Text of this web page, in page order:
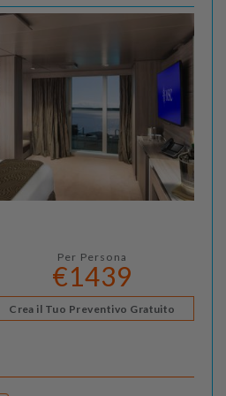
Per Persona
€1439
Crea il Tuo Preventivo Gratuito